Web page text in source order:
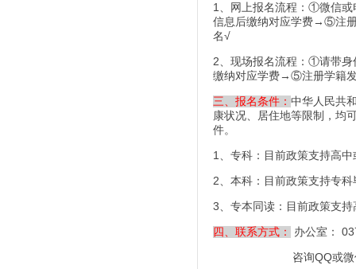
1、网上报名流程：①微信
信息后缴纳对应学费→⑤注
名√
2、现场报名流程：①请带
缴纳对应学费→⑤注册学籍
三、报名条件： 中华人民共
康状况、居住地等限制，均
件。
1、专科：目前政策支持高
2、本科：目前政策支持专
3、专本同读：目前政策支
四、联系方式：
办公室：
咨询QQ或微信：